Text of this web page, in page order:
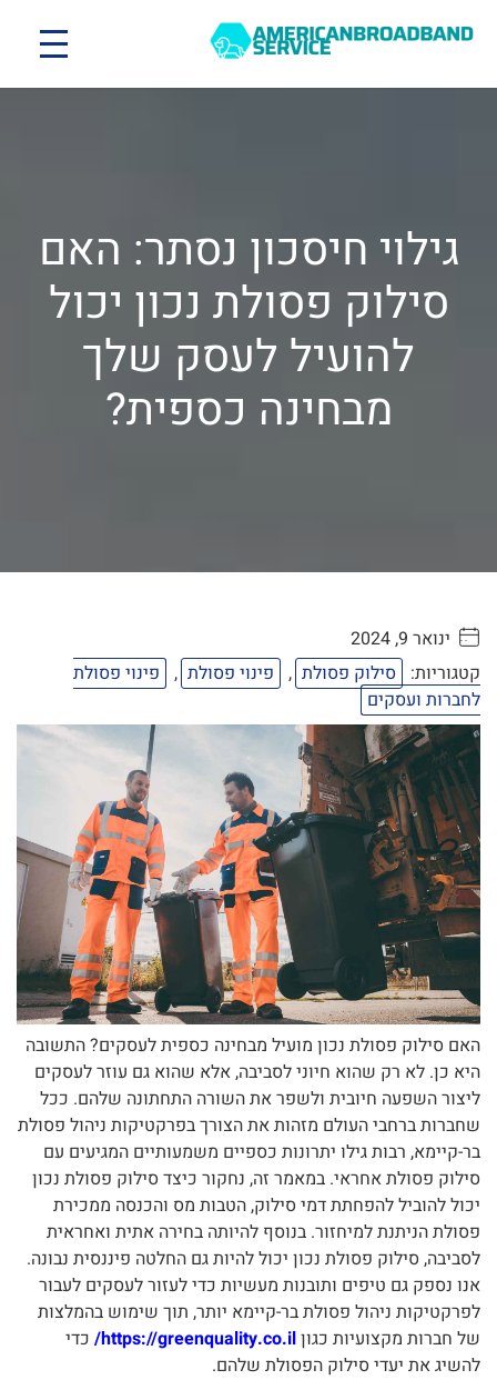
גילוי חיסכון נסתר: האם
סילוק פסולת נכון יכול
להועיל לעסק שלך
מבחינה כספית?
ינואר 9, 2024
קטגוריות: סילוק פסולת , פינוי פסולת , פינוי פסולת
לחברות ועסקים
האם סילוק פסולת נכון מועיל מבחינה כספית לעסקים? התשובה
היא כן. לא רק שהוא חיוני לסביבה, אלא שהוא גם עוזר לעסקים
ליצור השפעה חיובית ולשפר את השורה התחתונה שלהם. ככל
שחברות ברחבי העולם מזהות את הצורך בפרקטיקות ניהול פסולת
בר-קיימא, רבות גילו יתרונות כספיים משמעותיים המגיעים עם
סילוק פסולת אחראי. במאמר זה, נחקור כיצד סילוק פסולת נכון
יכול להוביל להפחתת דמי סילוק, הטבות מס והכנסה ממכירת
פסולת הניתנת למיחזור. בנוסף להיותה בחירה אתית ואחראית
לסביבה, סילוק פסולת נכון יכול להיות גם החלטה פיננסית נבונה.
אנו נספק גם טיפים ותובנות מעשיות כדי לעזור לעסקים לעבור
לפרקטיקות ניהול פסולת בר-קיימא יותר, תוך שימוש בהמלצות
של חברות מקצועיות כגוןhttps://greenquality.co.il/ כדי
להשיג את יעדי סילוק הפסולת שלהם.